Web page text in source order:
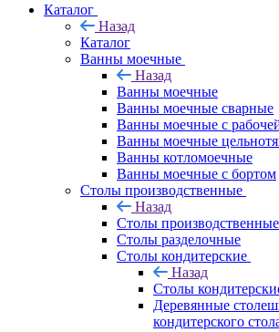
Каталог
Назад
Каталог
Ванны моечные
Назад
Ванны моечные
Ванны моечные сварные
Ванны моечные с
Ванны моечные
Ванны котломоечные
Ванны моечные с бортом
Столы производственные
Назад
Столы производственные
Столы разделочные
Столы кондитерские
Назад
Столы
Деревянные
кондитерского